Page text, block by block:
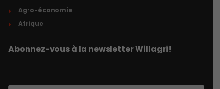
Agro-économie
Afrique
Abonnez-vous à la newsletter Willagri!